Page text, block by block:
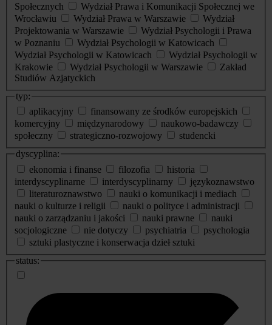
Społecznych
Wydział Prawa i Komunikacji Społecznej we
Wrocławiu
Wydział Prawa w Warszawie
Wydział
Projektowania w Warszawie
Wydział Psychologii i Prawa
w Poznaniu
Wydział Psychologii w Katowicach
Wydział Psychologii w Katowicach
Wydział Psychologii w
Krakowie
Wydział Psychologii w Warszawie
Zakład
Studiów Azjatyckich
typ:
aplikacyjny
finansowany ze środków europejskich
komercyjny
międzynarodowy
naukowo-badawczy
społeczny
strategiczno-rozwojowy
studencki
dyscyplina:
ekonomia i finanse
filozofia
historia
interdyscyplinarne
interdyscyplinarny
językoznawstwo
literaturoznawstwo
nauki o komunikacji i mediach
nauki o kulturze i religii
nauki o polityce i administracji
nauki o zarządzaniu i jakości
nauki prawne
nauki
socjologiczne
nie dotyczy psychiatria
psychologia
sztuki plastyczne i konserwacja dzieł sztuki
status: